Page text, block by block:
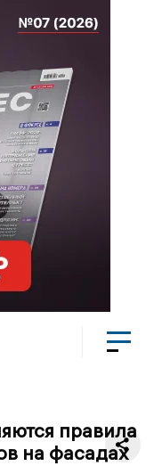
правила
на фасадах